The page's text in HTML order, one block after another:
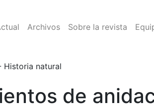
de Aotus griseimembra: Evidencias
Archivos Sobre la revista
Historia natural
de